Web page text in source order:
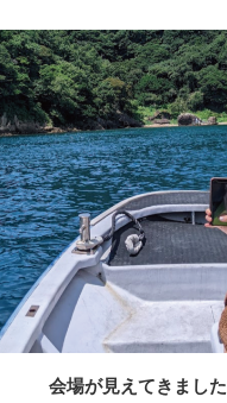
会場が見えてきました